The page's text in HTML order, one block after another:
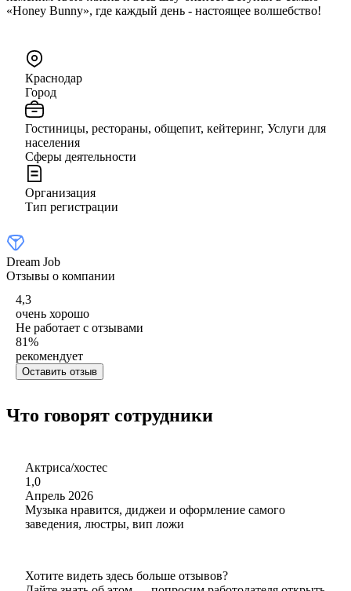
«Honey Bunny», где каждый день - настоящее волшебство!
Краснодар
Город
Гостиницы, рестораны, общепит, кейтеринг, Услуги для
населения
Сферы деятельности
Организация
Тип регистрации
Dream Job
Отзывы о компании
4,3
очень хорошо
Не работает с отзывами
81%
рекомендует
Оставить отзыв
Что говорят сотрудники
Актриса/хостес
1,0
Апрель 2026
Музыка нравится, диджеи и оформление самого
заведения, люстры, вип ложи
Хотите видеть здесь больше отзывов?